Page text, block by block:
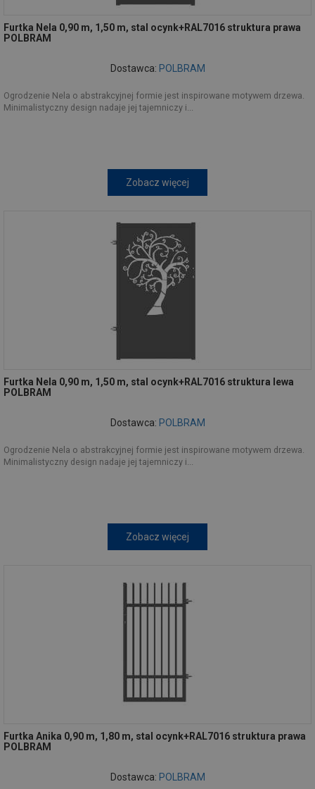
Furtka Nela 0,90 m, 1,50 m, stal ocynk+RAL7016 struktura prawa
POLBRAM
Dostawca: POLBRAM
Ogrodzenie Nela o abstrakcyjnej formie jest inspirowane motywem drzewa.
Minimalistyczny design nadaje jej tajemniczy i...
Zobacz więcej
Furtka Nela 0,90 m, 1,50 m, stal ocynk+RAL7016 struktura lewa
POLBRAM
Dostawca: POLBRAM
Ogrodzenie Nela o abstrakcyjnej formie jest inspirowane motywem drzewa.
Minimalistyczny design nadaje jej tajemniczy i...
Zobacz więcej
Furtka Anika 0,90 m, 1,80 m, stal ocynk+RAL7016 struktura prawa
POLBRAM
Dostawca: POLBRAM